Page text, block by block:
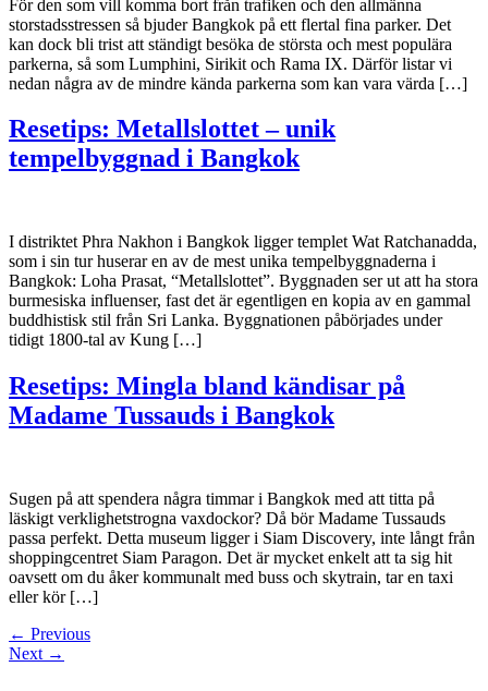
För den som vill komma bort från trafiken och den allmänna
storstadsstressen så bjuder Bangkok på ett flertal fina parker. Det
kan dock bli trist att ständigt besöka de största och mest populära
parkerna, så som Lumphini, Sirikit och Rama IX. Därför listar vi
nedan några av de mindre kända parkerna som kan vara värda […]
Resetips: Metallslottet – unik
tempelbyggnad i Bangkok
I distriktet Phra Nakhon i Bangkok ligger templet Wat Ratchanadda,
som i sin tur huserar en av de mest unika tempelbyggnaderna i
Bangkok: Loha Prasat, “Metallslottet”. Byggnaden ser ut att ha stora
burmesiska influenser, fast det är egentligen en kopia av en gammal
buddhistisk stil från Sri Lanka. Byggnationen påbörjades under
tidigt 1800-tal av Kung […]
Resetips: Mingla bland kändisar på
Madame Tussauds i Bangkok
Sugen på att spendera några timmar i Bangkok med att titta på
läskigt verklighetstrogna vaxdockor? Då bör Madame Tussauds
passa perfekt. Detta museum ligger i Siam Discovery, inte långt från
shoppingcentret Siam Paragon. Det är mycket enkelt att ta sig hit
oavsett om du åker kommunalt med buss och skytrain, tar en taxi
eller kör […]
← Previous
Next →